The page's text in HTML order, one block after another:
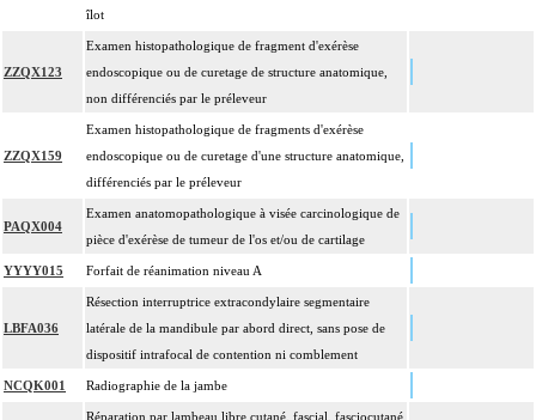
îlot
ZZQX123
Examen histopathologique de fragment d'exérèse
endoscopique ou de curetage de structure anatomique,
non différenciés par le préleveur
ZZQX159
Examen histopathologique de fragments d'exérèse
endoscopique ou de curetage d'une structure anatomique,
différenciés par le préleveur
PAQX004
Examen anatomopathologique à visée carcinologique de
pièce d'exérèse de tumeur de l'os et/ou de cartilage
YYYY015 Forfait de réanimation niveau A
LBFA036
Résection interruptrice extracondylaire segmentaire
latérale de la mandibule par abord direct, sans pose de
dispositif intrafocal de contention ni comblement
NCQK001 Radiographie de la jambe
Réparation par lambeau libre cutané, fascial, fasciocutané